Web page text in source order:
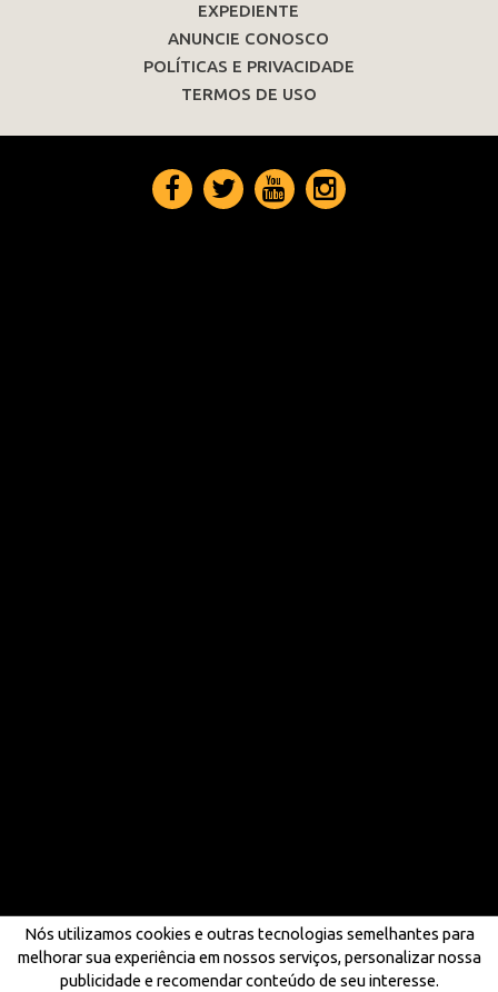
EXPEDIENTE
ANUNCIE CONOSCO
POLÍTICAS E PRIVACIDADE
TERMOS DE USO
Nós utilizamos cookies e outras tecnologias semelhantes para
melhorar sua experiência em nossos serviços, personalizar nossa
publicidade e recomendar conteúdo de seu interesse.